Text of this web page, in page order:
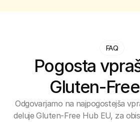
FAQ
Pogosta
Gluten-
Odgovarjamo na najpogostejša
deluje Gluten-Free Hub EU, za